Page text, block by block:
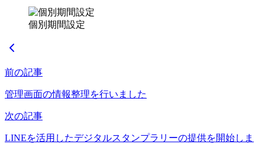
個別期間設定
前の記事
管理画面の情報整理を行いました
次の記事
LINEを活用したデジタルスタンプラリーの提供を開始しま